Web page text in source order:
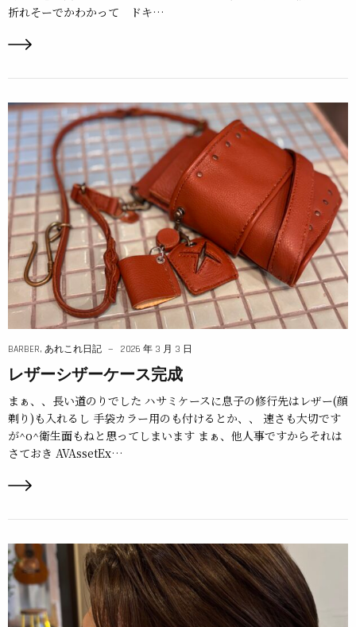
折れそーでかわかって ドキ…
BARBER, あれこれ日記 2026 年 3 月 3 日
レザーシザーケース完成
まぁ、、長い道のりでした ハサミケースに息子の修行先はレザー(顔
剃り)も入れるし 手袋カラー用のも付けるとか、、 速さも大切です
が^o^衛生面もねと思ってしまいます まぁ、他人事ですからそれは
さておき AVAssetEx…